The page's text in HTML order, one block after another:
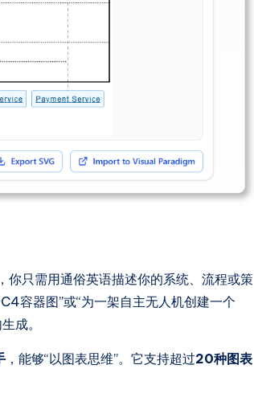
你只需用通俗英语描述你的系统、流程或策
容器图”或“为一架自主无人机创建一个
成。
，能够“以图表思维”。它支持超过20种图表